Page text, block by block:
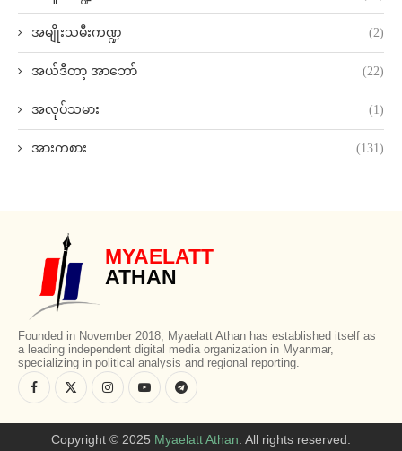
အမျိုးသမီးကဏ္ဍ (2)
အယ်ဒီတာ့ အာဘော် (22)
အလုပ်သမား (1)
အားကစား (131)
MYAELATT
ATHAN
Founded in November 2018, Myaelatt Athan has established itself as
a leading independent digital media organization in Myanmar,
specializing in political analysis and regional reporting.
Copyright © 2025 Myaelatt Athan . All rights reserved.